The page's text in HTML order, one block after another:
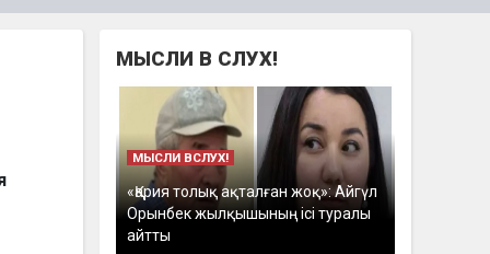
МЫСЛИ В СЛУХ!
МЫСЛИ ВСЛУХ!
«Қария толық ақталған жоқ»: Айгүл
Орынбек жылқышының ісі туралы
айтты